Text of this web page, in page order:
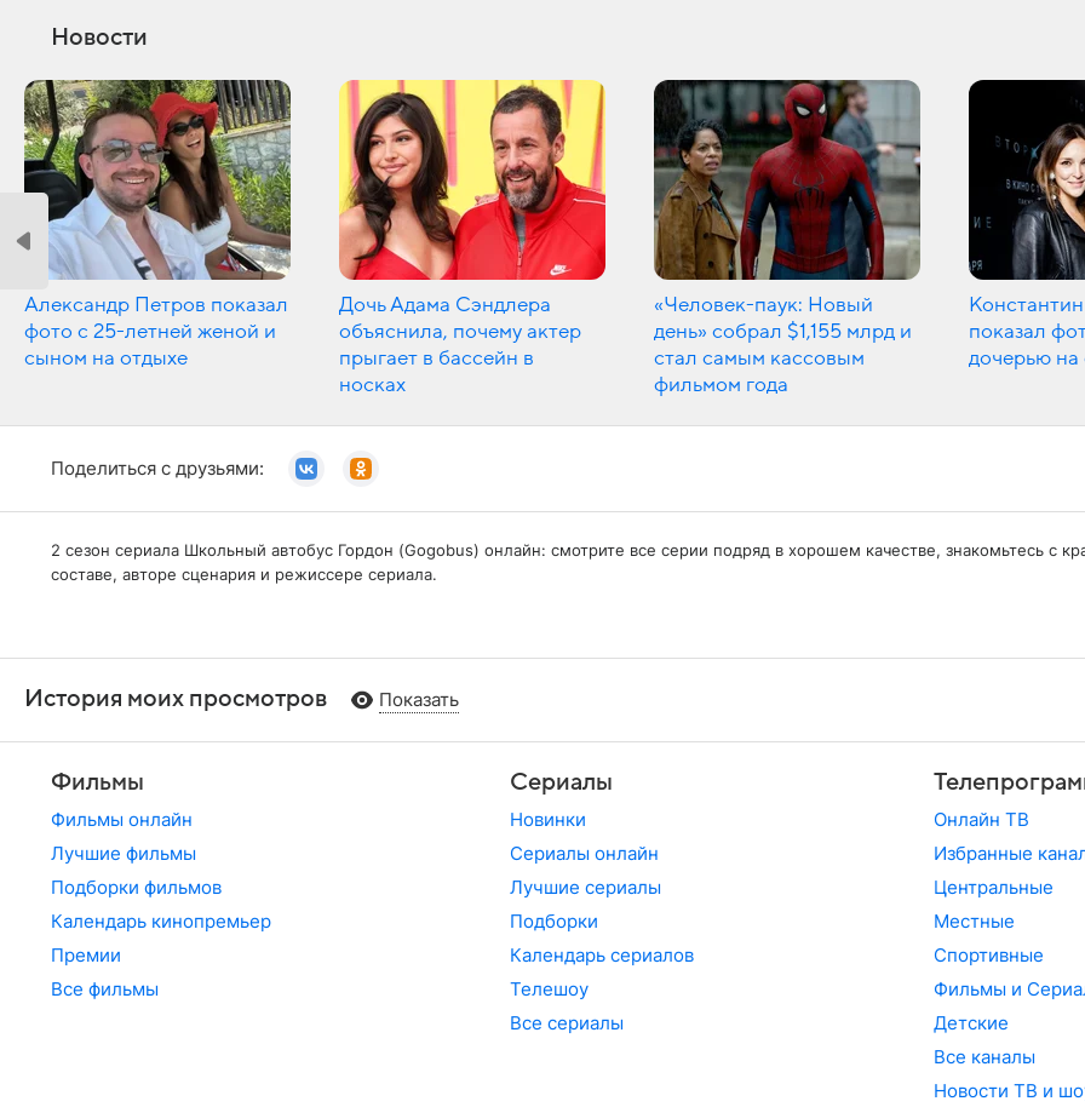
Новости
Александр Петров показал
фото с 25-летней женой и
сыном на отдыхе
Дочь Адама Сэндлера
объяснила, почему актер
прыгает в бассейн в
носках
«Человек-паук: Новый
день» собрал $1,155 млрд и
стал самым кассовым
фильмом года
показал
дочерью на
Поделиться с друзьями:
2 сезон сериала Школьный автобус Гордон (Gogobus) онлайн: смотрите все серии подряд в хорошем качестве, знакомьтесь с
составе, авторе сценария и режиссере сериала.
История моих просмотров Показать
Фильмы
Фильмы онлайн
Лучшие фильмы
Подборки фильмов
Календарь кинопремьер
Премии
Все фильмы
Сериалы
Новинки
Сериалы онлайн
Лучшие сериалы
Подборки
Календарь сериалов
Телешоу
Все сериалы
Онлайн ТВ
Избранные
Центральные
Местные
Спортивные
Фильмы и
Детские
Все каналы
Новости ТВ и